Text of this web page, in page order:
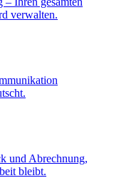
verwalten.
und Abrechnung,
bleibt.